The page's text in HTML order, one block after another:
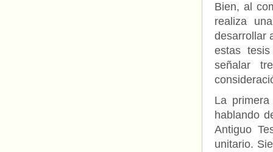
Bien, al
realiza
desarrollar
estas
señalar
La
hablando
Antiguo
unitario.